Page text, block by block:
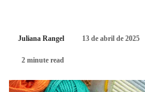
Juliana Rangel 13 de abril de 2025
2 minute read